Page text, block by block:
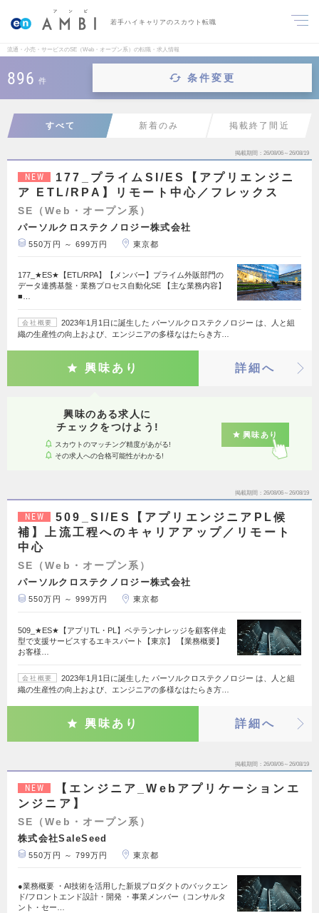
若手ハイキャリアのスカウト転職
流通・小売・サービスのSE（Web・オープン系）の転職・求人情報
896 件 条件変更
すべて 新着のみ 掲載終了間近
掲載期間 26/08/06～26/08/19
NEW
177_プライムSI/ES【アプリエンジニ
ア ETL/RPA】リモート中心／フレックス
SE（Web・オープン系）
パーソルクロステクノロジー株式会社
550万円 ～ 699万円 東京都
177_★ES★【ETL/RPA】【メンバー】プライム外販部門の
データ連携基盤・業務プロセス自動化SE 【主な業務内容】
■…
会社概要
2023年1月1日に誕生した パーソルクロステクノロジー は、人と組
織の生産性の向上および、エンジニアの多様なはたらき方…
興味あり 詳細へ
興味のある求人に
チェックをつけよう!
スカウトのマッチング精度があがる!
その求人への合格可能性がわかる!
興味あり
掲載期間 26/08/06～26/08/19
NEW
509_SI/ES【アプリエンジニアPL候
補】上流工程へのキャリアアップ／リモート
中心
SE（Web・オープン系）
パーソルクロステクノロジー株式会社
550万円 ～ 999万円 東京都
509_★ES★【アプリTL・PL】ベテランナレッジを顧客伴走
型で支援サービスするエキスパート【東京】 【業務概要】
お客様…
会社概要
2023年1月1日に誕生した パーソルクロステクノロジー は、人と組
織の生産性の向上および、エンジニアの多様なはたらき方…
興味あり 詳細へ
掲載期間 26/08/06～26/08/19
NEW
【エンジニア_Webアプリケーションエ
ンジニア】
SE（Web・オープン系）
株式会社SaleSeed
550万円 ～ 799万円 東京都
●業務概要 ・AI技術を活用した新規プロダクトのバックエン
ド/フロントエンド設計・開発 ・事業メンバー（コンサルタ
ント・セー…